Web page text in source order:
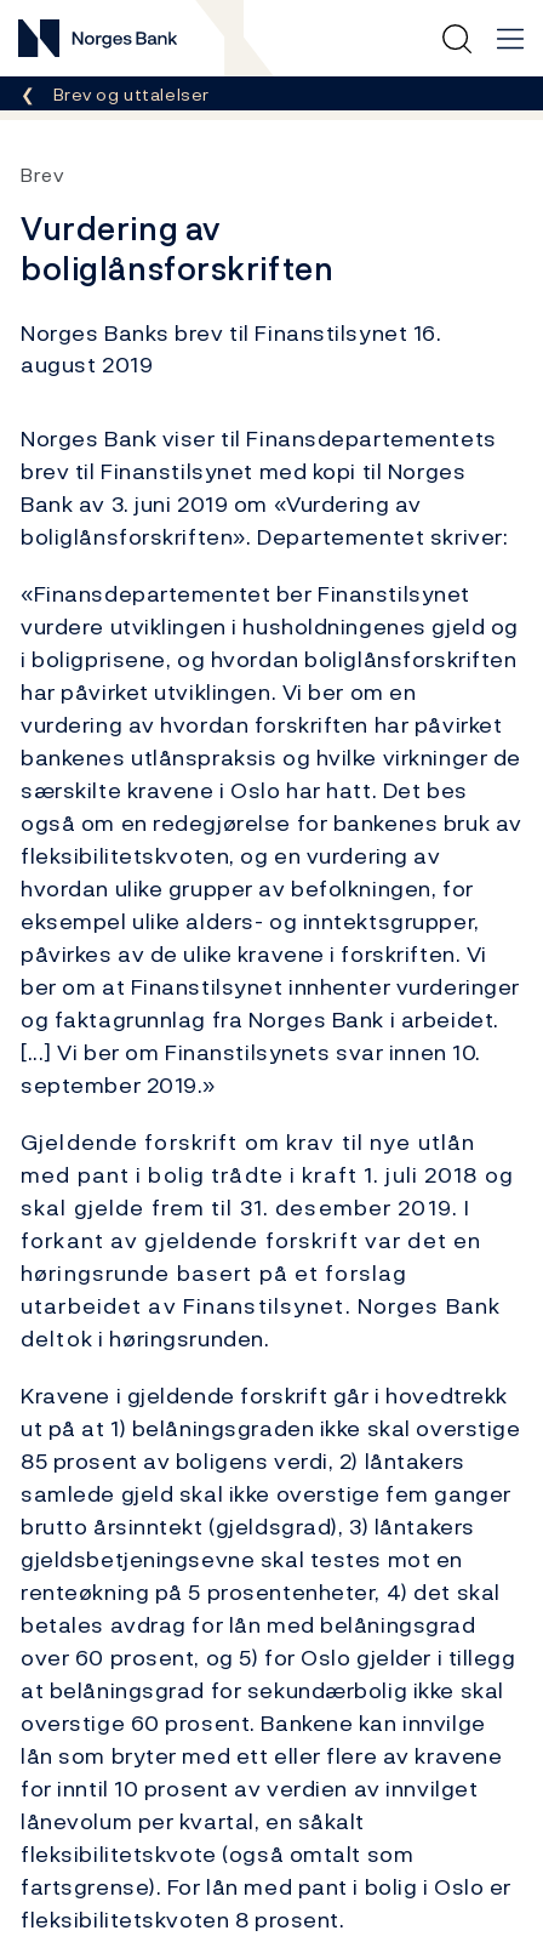
Norges Bank
Her er du nå:
Brev og uttalelser
Brev
Vurdering av
boliglånsforskriften
Norges Banks brev til Finanstilsynet 16.
august 2019
Norges Bank viser til Finansdepartementets
brev til Finanstilsynet med kopi til Norges
Bank av 3. juni 2019 om «Vurdering av
boliglånsforskriften». Departementet skriver:
«Finansdepartementet ber Finanstilsynet
vurdere utviklingen i husholdningenes gjeld og
i bolig­prisene, og hvordan boliglånsforskriften
har påvirket utviklingen. Vi ber om en
vurdering av hvordan forskriften har påvirket
bankenes utlåns­praksis og hvilke virkninger de
særskilte kravene i Oslo har hatt. Det bes
også om en redegjørelse for bankenes bruk av
fleksibilitetskvoten, og en vurdering av
hvordan ulike grupper av befolkningen, for
eksempel ulike alders- og inntektsgrupper,
påvirkes av de ulike kravene i forskriften. Vi
ber om at Finanstilsynet innhenter vurderinger
og faktagrunnlag fra Norges Bank i arbeidet.
[...] Vi ber om Finanstilsynets svar innen 10.
september 2019.»
Gjeldende forskrift om krav til nye utlån
med pant i bolig trådte i kraft 1. juli 2018 og
skal gjelde frem til 31. desember 2019. I
forkant av gjeldende forskrift var det en
høringsrunde basert på et forslag
utarbeidet av Finanstilsynet. Norges Bank
deltok i høringsrunden.
Kravene i gjeldende forskrift går i hovedtrekk
ut på at 1) belåningsgraden ikke skal overstige
85 prosent av boligens verdi, 2) låntakers
samlede gjeld skal ikke overstige fem ganger
brutto årsinntekt (gjeldsgrad), 3) låntakers
gjeldsbetjeningsevne skal testes mot en
renteøkning på 5 prosentenheter, 4) det skal
betales avdrag for lån med belåningsgrad
over 60 prosent, og 5) for Oslo gjelder i tillegg
at belåningsgrad for sekundærbolig ikke skal
overstige 60 prosent. Bankene kan innvilge
lån som bryter med ett eller flere av kravene
for inntil 10 prosent av verdien av innvilget
lånevolum per kvartal, en såkalt
fleksibilitetskvote (også omtalt som
fartsgrense). For lån med pant i bolig i Oslo er
fleksibilitetskvoten 8 prosent.